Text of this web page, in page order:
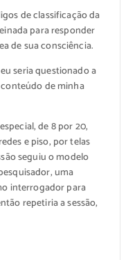
de classificação da
para responder
de sua consciência.
seria questionado a
de minha
de 8 por 20,
e piso, por telas
seguiu o modelo
uma
interrogador para
repetiria a sessão,